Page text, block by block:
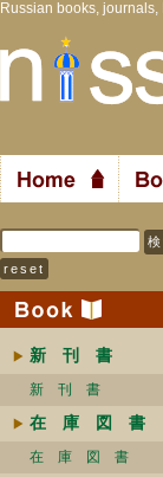
Russian books,
新 刊 書
新 刊 書
在 庫 図 書
在 庫 図 書